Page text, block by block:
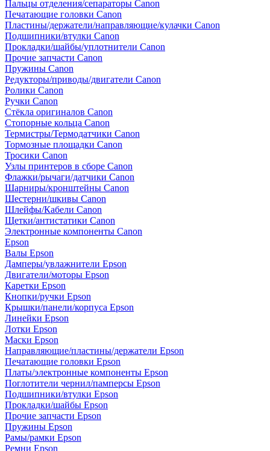
Пальцы отделения/сепараторы Canon
Печатающие головки Canon
Пластины/держатели/направляющие/кулачки Canon
Подшипники/втулки Canon
Прокладки/шайбы/уплотнители Canon
Прочие запчасти Canon
Пружины Canon
Редукторы/приводы/двигатели Canon
Ролики Canon
Ручки Canon
Стёкла оригиналов Canon
Стопорные кольца Canon
Термистры/Термодатчики Canon
Тормозные площадки Canon
Тросики Canon
Узлы принтеров в сборе Canon
Флажки/рычаги/датчики Canon
Шарниры/кронштейны Canon
Шестерни/шкивы Canon
Шлейфы/Кабели Canon
Щетки/антистатики Canon
Электронные компоненты Canon
Epson
Валы Epson
Дамперы/увлажнители Epson
Двигатели/моторы Epson
Каретки Epson
Кнопки/ручки Epson
Крышки/панели/корпуса Epson
Линейки Epson
Лотки Epson
Маски Epson
Направляющие/пластины/держатели Epson
Печатающие головки Epson
Платы/электронные компоненты Epson
Поглотители чернил/памперсы Epson
Подшипники/втулки Epson
Прокладки/шайбы Epson
Прочие запчасти Epson
Пружины Epson
Рамы/рамки Epson
Ремни Epson